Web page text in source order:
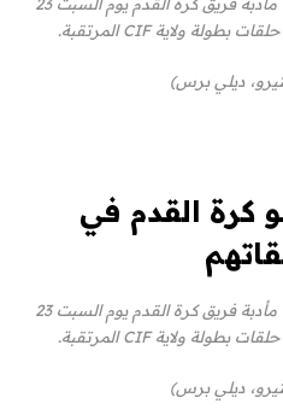
ديلي برس)
كرة القدم في
استضافت مدرسة بارستو الثانوية مأدبة فريق كرة القدم يوم السبت 23
ديلي برس)